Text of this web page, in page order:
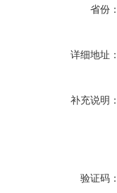
省份
详细地址
补充说明
验证码